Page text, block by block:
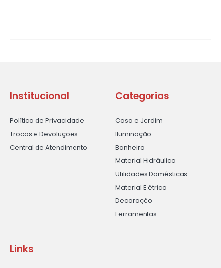
Institucional
Política de Privacidade
Trocas e Devoluções
Central de Atendimento
Categorias
Casa e Jardim
Iluminação
Banheiro
Material Hidráulico
Utilidades Domésticas
Material Elétrico
Decoração
Ferramentas
Links